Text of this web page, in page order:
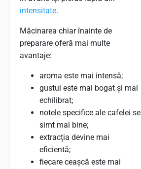
intensitate.
Măcinarea chiar înainte de
preparare oferă mai multe
avantaje:
aroma este mai intensă;
gustul este mai bogat și mai
echilibrat;
notele specifice ale cafelei se
simt mai bine;
extracția devine mai
eficientă;
fiecare ceașcă este mai